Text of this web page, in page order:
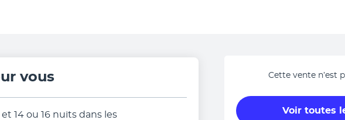
Cette vente n’est
Voir toutes
vous
et 14 ou 16 nuits dans les